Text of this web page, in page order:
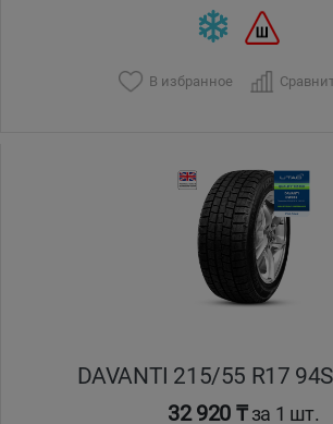
В избранное
DAVANTI 215/55 R17
32 920 ₸за 1 шт.